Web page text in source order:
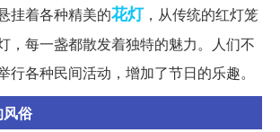
挂着各种精美的花灯，从传统的红灯笼
，每一盏都散发着独特的魅力。人们不
行各种民间活动，增加了节日的乐趣。
俗